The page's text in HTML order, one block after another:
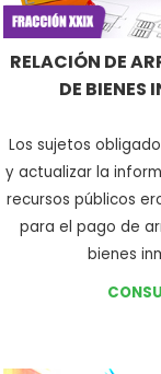
RELACIÓN DE
DE BIENES
Los sujetos
y actualizar la
recursos públicos
para el pago de
bienes